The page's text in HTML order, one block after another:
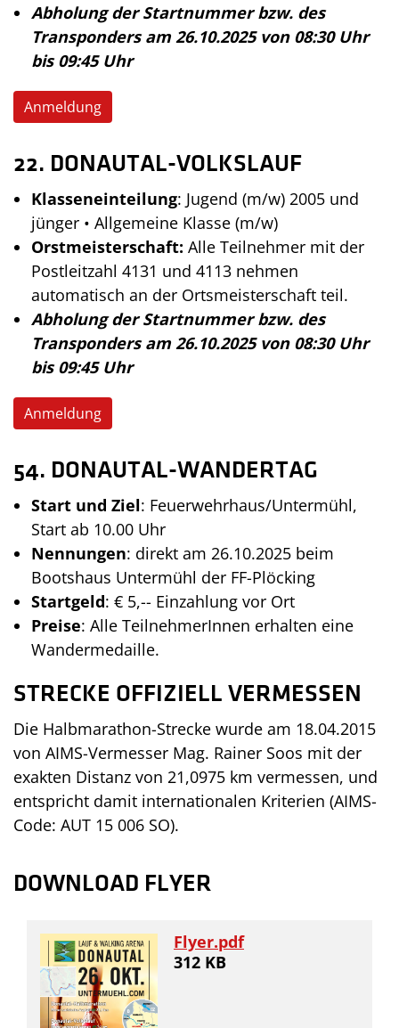
Abholung der Startnummer bzw. des
Transponders am 26.10.2025 von 08:30 Uhr
bis 09:45 Uhr
Anmeldung
22. DONAUTAL-VOLKSLAUF
Klasseneinteilung: Jugend (m/w) 2005 und
jünger • Allgemeine Klasse (m/w)
Orstmeisterschaft: Alle Teilnehmer mit der
Postleitzahl 4131 und 4113 nehmen
automatisch an der Ortsmeisterschaft teil.
Abholung der Startnummer bzw. des
Transponders am 26.10.2025 von 08:30 Uhr
bis 09:45 Uhr
Anmeldung
54. DONAUTAL-WANDERTAG
Start und Ziel: Feuerwehrhaus/Untermühl,
Start ab 10.00 Uhr
Nennungen: direkt am 26.10.2025 beim
Bootshaus Untermühl der FF-Plöcking
Startgeld: € 5,-- Einzahlung vor Ort
Preise: Alle TeilnehmerInnen erhalten eine
Wandermedaille.
STRECKE OFFIZIELL VERMESSEN
Die Halbmarathon-Strecke wurde am 18.04.2015
von AIMS-Vermesser Mag. Rainer Soos mit der
exakten Distanz von 21,0975 km vermessen, und
entspricht damit internationalen Kriterien (AIMS-
Code: AUT 15 006 SO).
DOWNLOAD FLYER
Flyer.pdf
312 KB